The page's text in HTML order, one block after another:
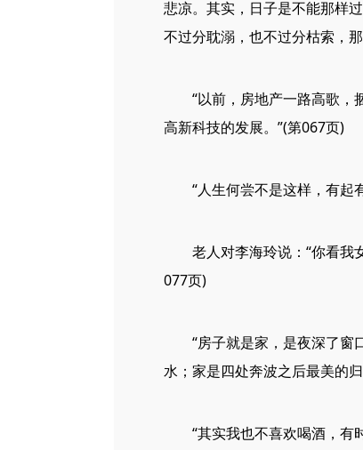
悲凉。其实，日子是不能那样
不过分耽溺，也不过分枯索，
“以前，房地产一路高歌，捆
高新科技的发展。”(第067页)
“人生何尝不是这样，有起
老人对李海玲说：“你看我女
077页)
“房子就是家，是夜深了窗
水；家是四处奔波之后最美的
“其实我也不喜欢喝酒，有